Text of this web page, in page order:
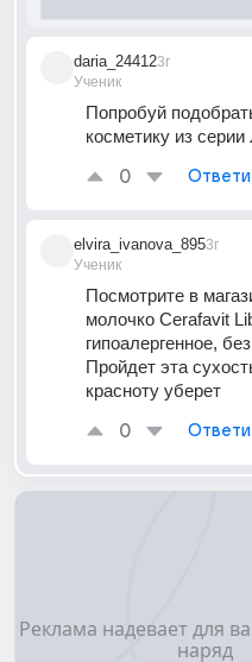
daria_24412
Ученик
3г
Попробуй
косметику из
0
elvira_ivanova_895
Ученик
3г
Посмотрите в
молочко Cerafavit
гипоалергенное,
Пройдет эта
красноту уберет
0